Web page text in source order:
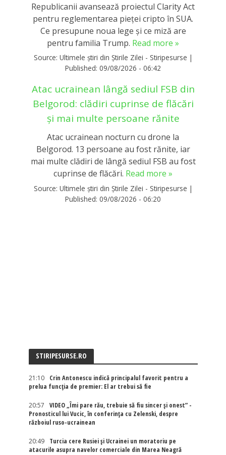
Republicanii avansează proiectul Clarity Act
pentru reglementarea pieței cripto în SUA.
Ce presupune noua lege și ce miză are
pentru familia Trump. Read more »
Source: Ultimele știri din Știrile Zilei - Stiripesurse |
Published: 09/08/2026 - 06:42
Atac ucrainean lângă sediul FSB din
Belgorod: clădiri cuprinse de flăcări
și mai multe persoane rănite
Atac ucrainean nocturn cu drone la
Belgorod. 13 persoane au fost rănite, iar
mai multe clădiri de lângă sediul FSB au fost
cuprinse de flăcări. Read more »
Source: Ultimele știri din Știrile Zilei - Stiripesurse |
Published: 09/08/2026 - 06:20
STIRIPESURSE.RO
21:10
Crin Antonescu indică principalul favorit pentru a
prelua funcția de premier: El ar trebui să fie
20:57
VIDEO „Îmi pare rău, trebuie să fiu sincer și onest” -
Pronosticul lui Vucic, în conferința cu Zelenski, despre
războiul ruso-ucrainean
20:49
Turcia cere Rusiei și Ucrainei un moratoriu pe
atacurile asupra navelor comerciale din Marea Neagră